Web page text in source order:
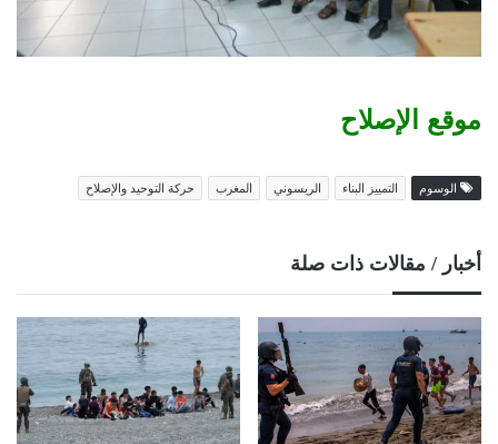
موقع الإصلاح
الوسوم التمييز البناء الريسوني المغرب حركة التوحيد والإصلاح
أخبار / مقالات ذات صلة